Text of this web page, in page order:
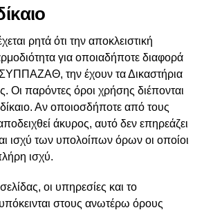
ρητά ότι την αποκλειστική
για οποιαδήποτε διαφορά
την έχουν τα Δικαστήρια
Οι παρόντες όροι χρήσης διέπονται
Αν οποιοσδήποτε από τους
άκυρος, αυτό δεν επηρεάζει
ισχύ των υπολοίπων όρων οι οποίοι
ισχύ.
οι υπηρεσίες και το
στους ανωτέρω όρους